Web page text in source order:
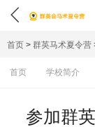

首页 > 群英马术夏令营
首页 学校简介
参加群